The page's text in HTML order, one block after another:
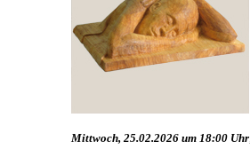
Mittwoch, 25.02.2026 um 18:00 Uhr